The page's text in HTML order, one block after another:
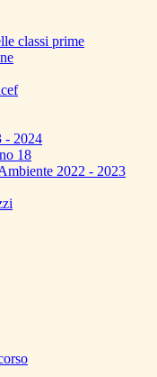
classi prime
- 2024
18
2022 - 2023